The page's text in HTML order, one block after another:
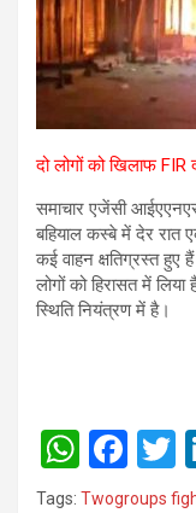
दो लोगों को खिलाफ FIR
समाचार एजेंसी
बहियाल कस्बे में देर रात
कई वाहन क्षतिग्रस्त
लोगों को हिरासत में
स्थिति नियंत्रण में है।
W
h
F
a
Tags: Twogroups